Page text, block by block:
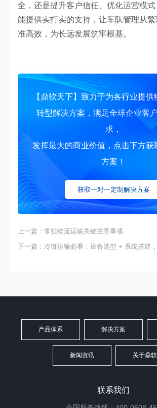
全，还是提升客户信任、优化运营模
能提供实打实的支持，让车队管理从
准高效，为长远发展筑牢根基。
【鼎软天下】致力于为各行业提
转型解决方案，满足全球企业客
求，
发挥最大的商业价值，点击下方获
方案！
获取一对一定制解决方案
上一篇：零担物流运输关键注意事项
产品体系 解决方案
新闻资讯 关于鼎软
联系我们